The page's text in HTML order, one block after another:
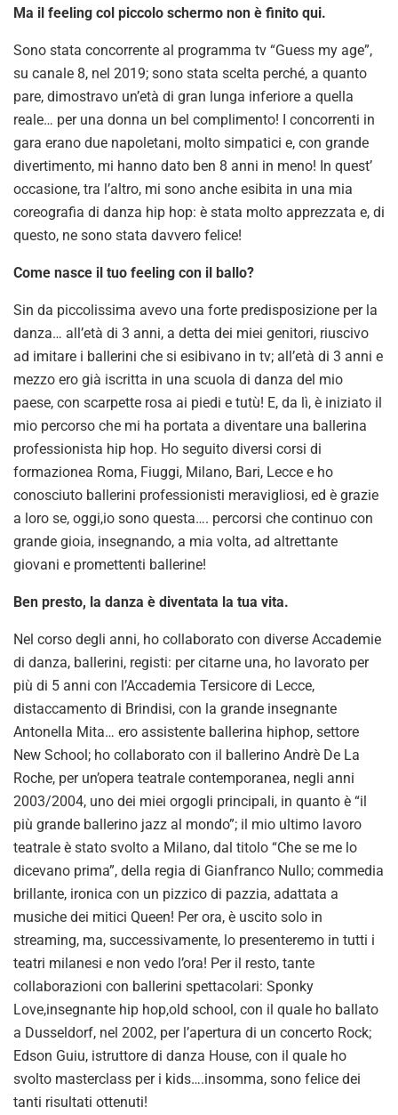
Ma il feeling col piccolo schermo non è finito qui.
Sono stata concorrente al programma tv “Guess my age”,
su canale 8, nel 2019; sono stata scelta perché, a quanto
pare, dimostravo un’età di gran lunga inferiore a quella
reale… per una donna un bel complimento! I concorrenti in
gara erano due napoletani, molto simpatici e, con grande
divertimento, mi hanno dato ben 8 anni in meno! In quest’
occasione, tra l’altro, mi sono anche esibita in una mia
coreografia di danza hip hop: è stata molto apprezzata e, di
questo, ne sono stata davvero felice!
Come nasce il tuo feeling con il ballo?
Sin da piccolissima avevo una forte predisposizione per la
danza… all’età di 3 anni, a detta dei miei genitori, riuscivo
ad imitare i ballerini che si esibivano in tv; all’età di 3 anni e
mezzo ero già iscritta in una scuola di danza del mio
paese, con scarpette rosa ai piedi e tutù! E, da lì, è iniziato il
mio percorso che mi ha portata a diventare una ballerina
professionista hip hop. Ho seguito diversi corsi di
formazionea Roma, Fiuggi, Milano, Bari, Lecce e ho
conosciuto ballerini professionisti meravigliosi, ed è grazie
a loro se, oggi,io sono questa…. percorsi che continuo con
grande gioia, insegnando, a mia volta, ad altrettante
giovani e promettenti ballerine!
Ben presto, la danza è diventata la tua vita.
Nel corso degli anni, ho collaborato con diverse Accademie
di danza, ballerini, registi: per citarne una, ho lavorato per
più di 5 anni con l’Accademia Tersicore di Lecce,
distaccamento di Brindisi, con la grande insegnante
Antonella Mita… ero assistente ballerina hiphop, settore
New School; ho collaborato con il ballerino Andrè De La
Roche, per un’opera teatrale contemporanea, negli anni
2003/2004, uno dei miei orgogli principali, in quanto è “il
più grande ballerino jazz al mondo”; il mio ultimo lavoro
teatrale è stato svolto a Milano, dal titolo “Che se me lo
dicevano prima”, della regia di Gianfranco Nullo; commedia
brillante, ironica con un pizzico di pazzia, adattata a
musiche dei mitici Queen! Per ora, è uscito solo in
streaming, ma, successivamente, lo presenteremo in tutti i
teatri milanesi e non vedo l’ora! Per il resto, tante
collaborazioni con ballerini spettacolari: Sponky
Love,insegnante hip hop,old school, con il quale ho ballato
a Dusseldorf, nel 2002, per l’apertura di un concerto Rock;
Edson Guiu, istruttore di danza House, con il quale ho
svolto masterclass per i kids….insomma, sono felice dei
tanti risultati ottenuti!